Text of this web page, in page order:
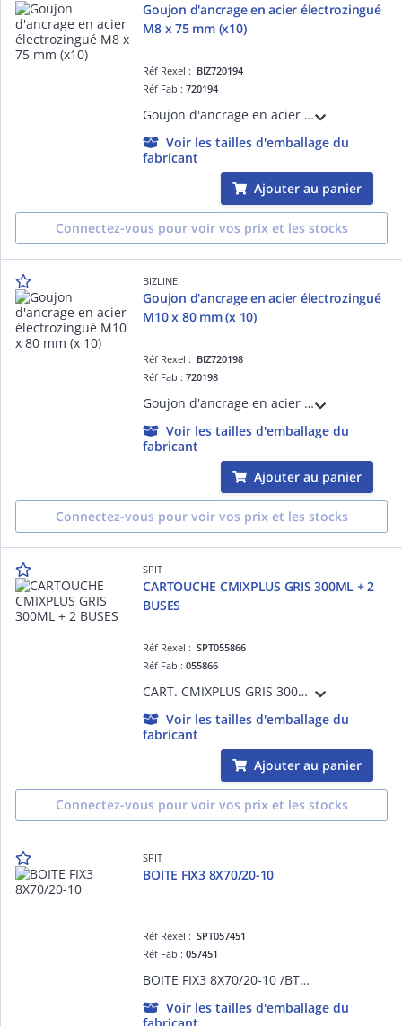
Goujon d'ancrage en acier électrozingué
M8 x 75 mm (x10)
Réf Rexel : BIZ720194
Réf Fab :720194
Goujon d'ancrage en acier électrozingué M8 x 60 mm (x 10) pour fixation lourde dans les matériaux pleins. Écrou et rondelle prémontés. Distance au bord, entraxe et épaisseur minimum du support faible. Profondeur d'ancrage réduite.
Voir les tailles d'emballage du
fabricant
Ajouter au panier
Connectez-vous pour voir vos prix et les stocks
BIZLINE
Goujon d'ancrage en acier électrozingué
M10 x 80 mm (x 10)
Réf Rexel : BIZ720198
Réf Fab :720198
Goujon d'ancrage en acier électrozingué M10 x 70 mm (x 10) pour fixation lourde dans les matériaux pleins. Écrou et rondelle prémontés. Distance au bord, entraxe et épaisseur minimum du support faible. Profondeur d'ancrage réduite.
Voir les tailles d'emballage du
fabricant
Ajouter au panier
Connectez-vous pour voir vos prix et les stocks
SPIT
CARTOUCHE CMIXPLUS GRIS 300ML + 2
BUSES
Réf Rexel :SPT055866
Réf Fab :055866
CART. CMIXPLUS GRIS 300ML+2BUSES
Voir les tailles d'emballage du
fabricant
Ajouter au panier
Connectez-vous pour voir vos prix et les stocks
SPIT
BOITE FIX3 8X70/20-10
Réf Rexel :SPT057451
Réf Fab :057451
BOITE FIX3 8X70/20-10 /BT100
Voir les tailles d'emballage du